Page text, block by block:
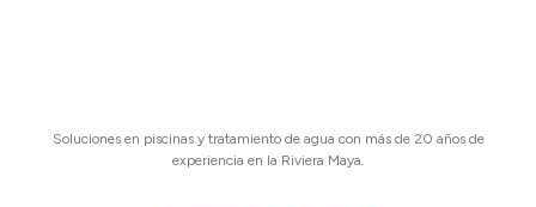
Soluciones en piscinas y tratamiento de agua con más de 20 años de
experiencia en la Riviera Maya.